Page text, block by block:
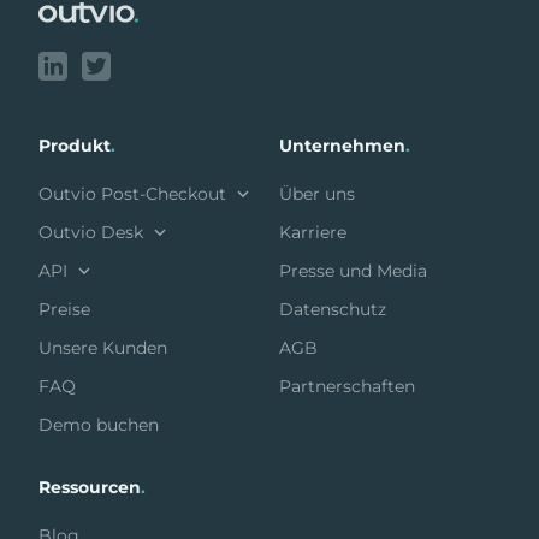
Produkt.
Outvio Post-Checkout
Outvio Desk
API
Preise
Unsere Kunden
FAQ
Demo buchen
Unternehmen.
Über uns
Karriere
Presse und Media
Datenschutz
AGB
Partnerschaften
Ressourcen.